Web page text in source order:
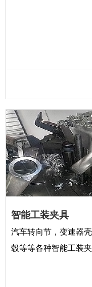
智能工装夹具
汽车转向节，变速器
毂等等各种智能工装